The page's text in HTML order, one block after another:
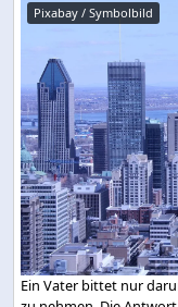
Pixabay / Symbolbild
Ein Vater bittet nur